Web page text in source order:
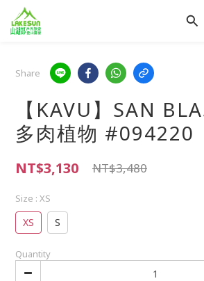
Share
【KAVU】SAN
多肉植物 #094220
NT$3,130 NT$3,480
Size : XS
XS S
Quantity